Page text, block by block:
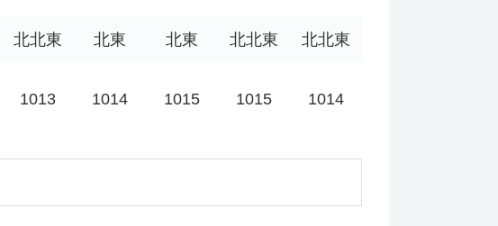
北北東 北東 北東 北北東 北北東
1013 1014 1015 1015 1014